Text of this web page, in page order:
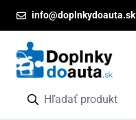
info@doplnkydoauta.sk